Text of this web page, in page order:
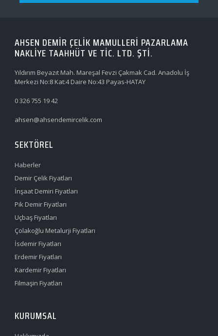
AHSEN DEMİR ÇELİK MAMULLERİ PAZARLAMA
NAKLİYE TAAHHÜT VE TİC. LTD. ŞTİ.
Yıldırım Beyazıt Mah. Mareşal Fevzi Çakmak Cad. Anadolu İş
Merkezi No:8 Kat:4 Daire No:43 Payas-HATAY
0 326 755 19 42
ahsen@ahsendemircelik.com
SEKTÖREL
Haberler
Demir Çelik Fiyatları
İnşaat Demiri Fiyatları
Pik Demir Fiyatları
Uçbaş Fiyatları
Çolakoğlu Metalurji Fiyatları
İsdemir Fiyatları
Erdemir Fiyatları
Kardemir Fiyatları
Filmaşin Fiyatları
KURUMSAL